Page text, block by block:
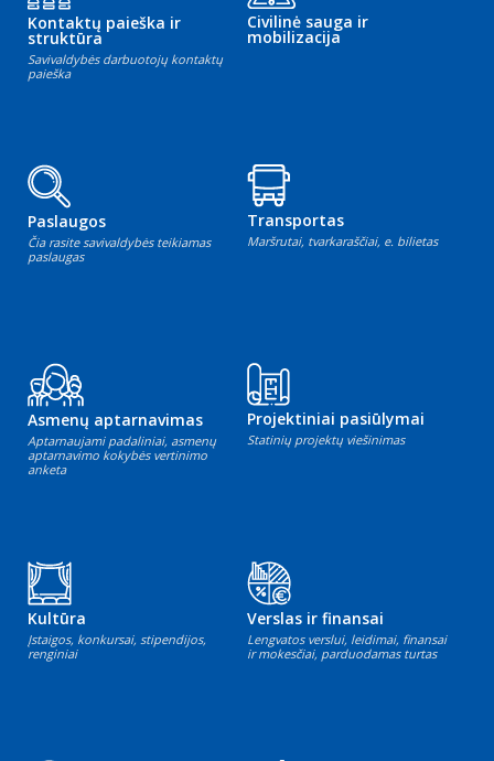
Kontaktų paieška ir
struktūra
Savivaldybės darbuotojų kontaktų
paieška
Civilinė sauga ir
mobilizacija
Paslaugos
Čia rasite savivaldybės teikiamas
paslaugas
Transportas
Maršrutai, tvarkaraščiai, e. bilietas
Asmenų aptarnavimas
Aptarnaujami padaliniai, asmenų
aptarnavimo kokybės vertinimo
anketa
Projektiniai pasiūlymai
Statinių projektų viešinimas
Kultūra
Įstaigos, konkursai, stipendijos,
renginiai
Verslas ir finansai
Lengvatos verslui, leidimai, finansai
ir mokesčiai, parduodamas turtas